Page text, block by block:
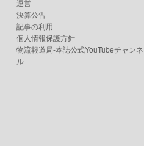
運営
決算公告
記事の利用
個人情報保護方針
物流報道局-本誌公式YouTubeチャンネ
ル-